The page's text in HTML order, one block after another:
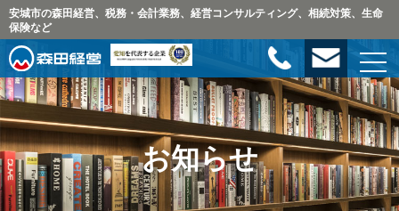
安城市の森田経営、税務・会計業務、経営コンサルティング、相続対策、生命
保険など
お知らせ